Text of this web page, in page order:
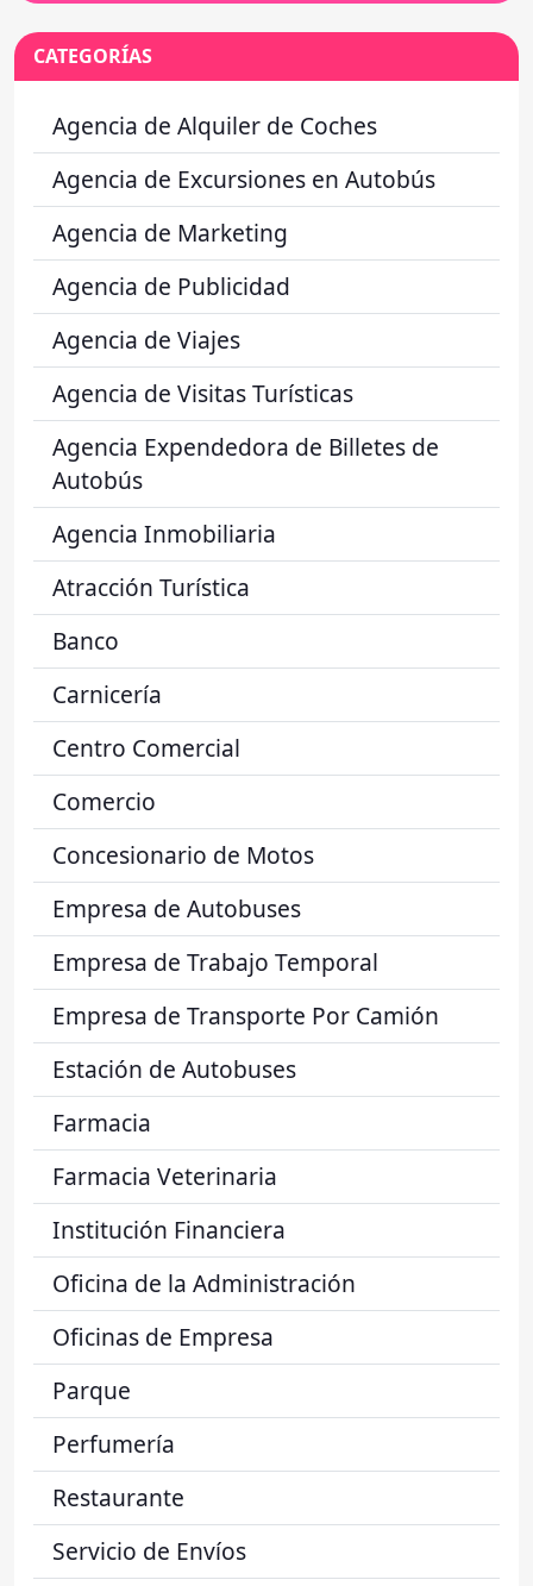
CATEGORÍAS
Agencia de Alquiler de Coches
Agencia de Excursiones en Autobús
Agencia de Marketing
Agencia de Publicidad
Agencia de Viajes
Agencia de Visitas Turísticas
Agencia Expendedora de Billetes de
Autobús
Agencia Inmobiliaria
Atracción Turística
Banco
Carnicería
Centro Comercial
Comercio
Concesionario de Motos
Empresa de Autobuses
Empresa de Trabajo Temporal
Empresa de Transporte Por Camión
Estación de Autobuses
Farmacia
Farmacia Veterinaria
Institución Financiera
Oficina de la Administración
Oficinas de Empresa
Parque
Perfumería
Restaurante
Servicio de Envíos